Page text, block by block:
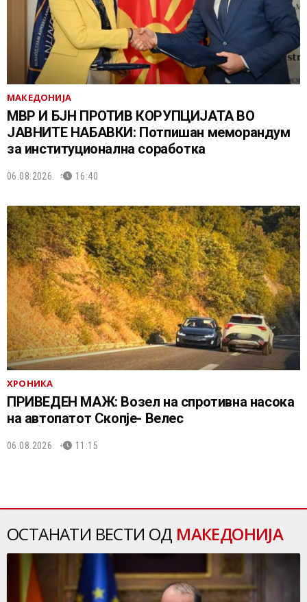
МАКЕДОНИЈА
МВР И БЈН ПРОТИВ КОРУПЦИЈАТА ВО
ЈАВНИТЕ НАБАВКИ: Потпишан меморандум
за институционална соработка
06.08.2026. 16:40
ХРОНИКА
ПРИВЕДЕН МАЖ: Возел на спротивна насока
на автопатот Скопје- Велес
06.08.2026. 11:15
ОСТАНАТИ ВЕСТИ ОД МАКЕДОНИЈА